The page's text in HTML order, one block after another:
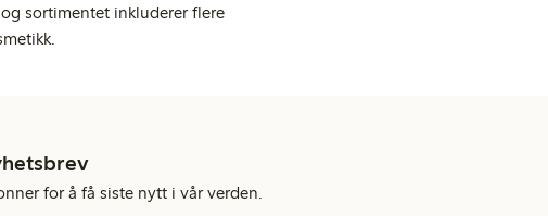
sortimentet inkluderer flere
for å få siste nytt i vår verden.